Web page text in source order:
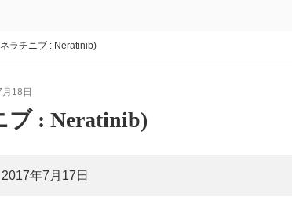
ラチニブ : Neratinib)
18日
ブ : Neratinib)
2017年7月17日